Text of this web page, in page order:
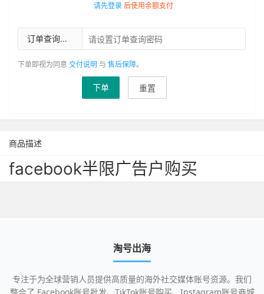
请先登录 后使用余额支付
订单查询密码
下单即视为同意 交付说明 与 售后保障。
下单 重置
商品描述
facebook半限广告户购买
淘号出海
专注于为全球营销人员提供高质量的海外社交媒体账号资源。我们